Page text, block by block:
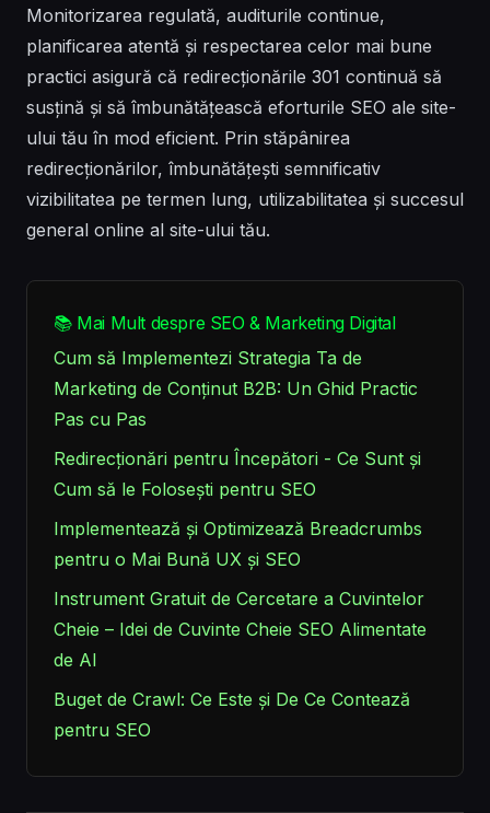
Monitorizarea regulată, auditurile continue,
planificarea atentă și respectarea celor mai bune
practici asigură că redirecționările 301 continuă să
susțină și să îmbunătățească eforturile SEO ale site-
ului tău în mod eficient. Prin stăpânirea
redirecționărilor, îmbunătățești semnificativ
vizibilitatea pe termen lung, utilizabilitatea și succesul
general online al site-ului tău.
📚 Mai Mult despre SEO & Marketing Digital
Cum să Implementezi Strategia Ta de
Marketing de Conținut B2B: Un Ghid Practic
Pas cu Pas
Redirecționări pentru Începători - Ce Sunt și
Cum să le Folosești pentru SEO
Implementează și Optimizează Breadcrumbs
pentru o Mai Bună UX și SEO
Instrument Gratuit de Cercetare a Cuvintelor
Cheie – Idei de Cuvinte Cheie SEO Alimentate
de AI
Buget de Crawl: Ce Este și De Ce Contează
pentru SEO